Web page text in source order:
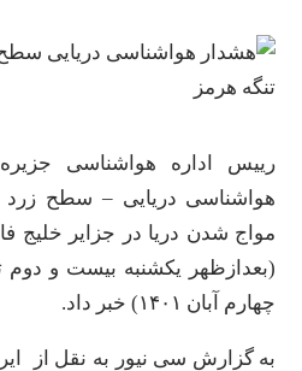
رییس اداره هواشناسی
هواشناسی دریایی – سطح
مواج شدن دریا در جزایر خلیج
(بعدازظهر یکشنبه بیست و
چهارم آبان ۱۴۰۱) خبر داد.
به گزارش سی نیور به نقل از